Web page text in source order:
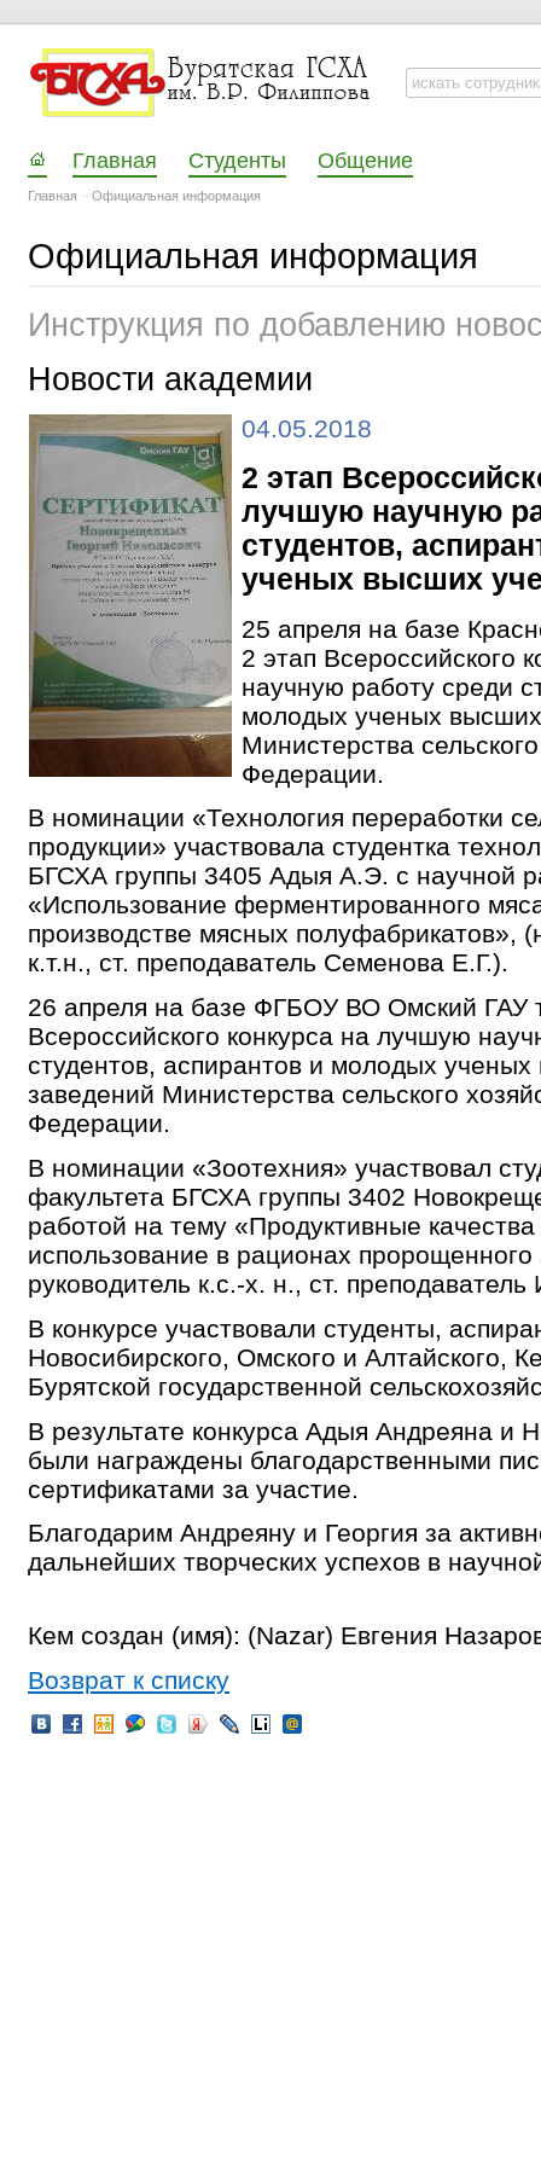
Главная Студенты Общение
Главная Официальная информация
Официальная информация
Инструкция по добавлению
Новости академии
04.05.2018
2 этап
лучшую научную
студентов,
ученых высших
25 апреля на базе
2 этап Всероссийского
научную работу среди
молодых ученых
Министерства
Федерации.
В номинации «Технология переработки
продукции» участвовала студентка
БГСХА группы 3405 Адыя А.Э. с научной
«Использование ферментированного
производстве мясных полуфабрикатов»,
к.т.н., ст. преподаватель Семенова Е.Г.).
26 апреля на базе ФГБОУ ВО Омский ГАУ
Всероссийского конкурса на лучшую
студентов, аспирантов и молодых
заведений Министерства сельского
Федерации.
В номинации «Зоотехния» участвовал
факультета БГСХА группы 3402
работой на тему «Продуктивные качества
использование в рационах
руководитель к.с.-х. н., ст.
В конкурсе участвовали студенты,
Новосибирского, Омского и Алтайского,
Бурятской государственной
В результате конкурса Адыя Андреяна и
были награждены благодарственными
сертификатами за участие.
Благодарим Андреяну и Георгия за
дальнейших творческих успехов в
Кем создан (имя): (Nazar) Евгения
Возврат к списку